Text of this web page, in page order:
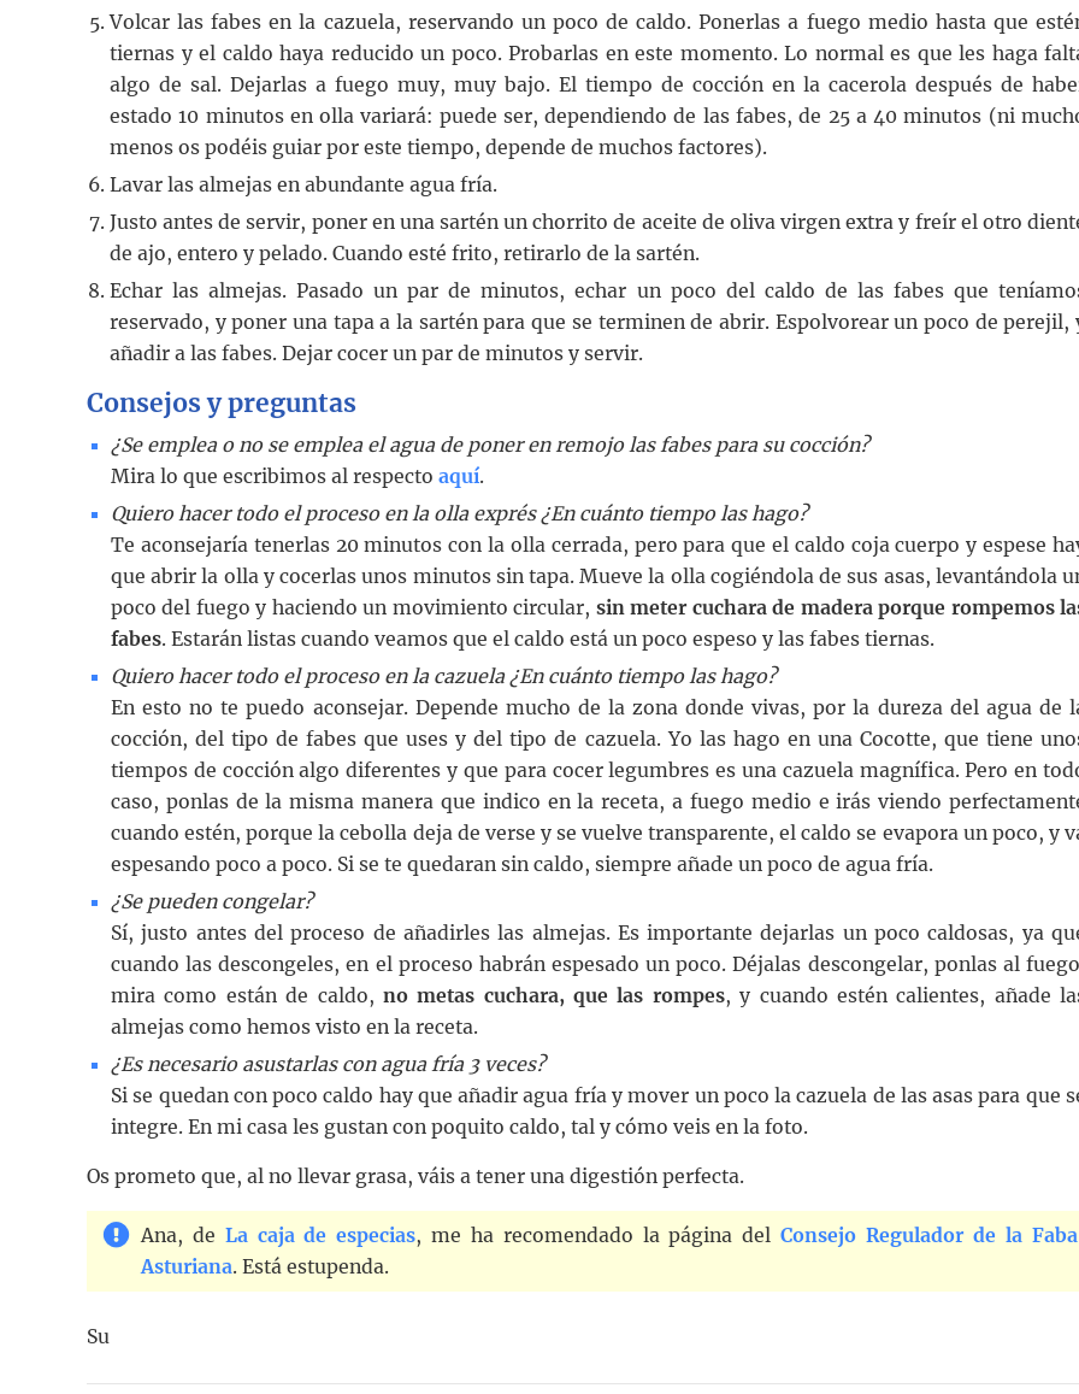
Volcar las fabes en la cazuela, reservando un poco de caldo. Ponerlas a fuego medio hasta que
tiernas y el caldo haya reducido un poco. Probarlas en este momento. Lo normal es que les haga
algo de sal. Dejarlas a fuego muy, muy bajo. El tiempo de cocción en la cacerola después de
estado 10 minutos en olla variará: puede ser, dependiendo de las fabes, de 25 a 40 minutos (ni
menos os podéis guiar por este tiempo, depende de muchos factores).
Lavar las almejas en abundante agua fría.
Justo antes de servir, poner en una sartén un chorrito de aceite de oliva virgen extra y freír el otro
de ajo, entero y pelado. Cuando esté frito, retirarlo de la sartén.
Echar las almejas. Pasado un par de minutos, echar un poco del caldo de las fabes que
reservado, y poner una tapa a la sartén para que se terminen de abrir. Espolvorear un poco de perejil,
añadir a las fabes. Dejar cocer un par de minutos y servir.
Consejos y preguntas
¿Se emplea o no se emplea el agua de poner en remojo las fabes para su cocción?
Mira lo que escribimos al respecto aquí.
Quiero hacer todo el proceso en la olla exprés ¿En cuánto tiempo las hago?
Te aconsejaría tenerlas 20 minutos con la olla cerrada, pero para que el caldo coja cuerpo y espese
que abrir la olla y cocerlas unos minutos sin tapa. Mueve la olla cogiéndola de sus asas, levantándola
poco del fuego y haciendo un movimiento circular, sin meter cuchara de madera porque rompemos
fabes. Estarán listas cuando veamos que el caldo está un poco espeso y las fabes tiernas.
Quiero hacer todo el proceso en la cazuela ¿En cuánto tiempo las hago?
En esto no te puedo aconsejar. Depende mucho de la zona donde vivas, por la dureza del agua de
cocción, del tipo de fabes que uses y del tipo de cazuela. Yo las hago en una Cocotte, que tiene
tiempos de cocción algo diferentes y que para cocer legumbres es una cazuela magnífica. Pero en
caso, ponlas de la misma manera que indico en la receta, a fuego medio e irás viendo
cuando estén, porque la cebolla deja de verse y se vuelve transparente, el caldo se evapora un poco, y
espesando poco a poco. Si se te quedaran sin caldo, siempre añade un poco de agua fría.
¿Se pueden congelar?
Sí, justo antes del proceso de añadirles las almejas. Es importante dejarlas un poco caldosas, ya
cuando las descongeles, en el proceso habrán espesado un poco. Déjalas descongelar, ponlas al
mira como están de caldo, no metas cuchara, que las rompes, y cuando estén calientes, añade
almejas como hemos visto en la receta.
¿Es necesario asustarlas con agua fría 3 veces?
Si se quedan con poco caldo hay que añadir agua fría y mover un poco la cazuela de las asas para que
integre. En mi casa les gustan con poquito caldo, tal y cómo veis en la foto.
Os prometo que, al no llevar grasa, váis a tener una digestión perfecta.
Ana, de La caja de especias, me ha recomendado la página delConsejo Regulador de la Faba
Asturiana. Está estupenda.
Su